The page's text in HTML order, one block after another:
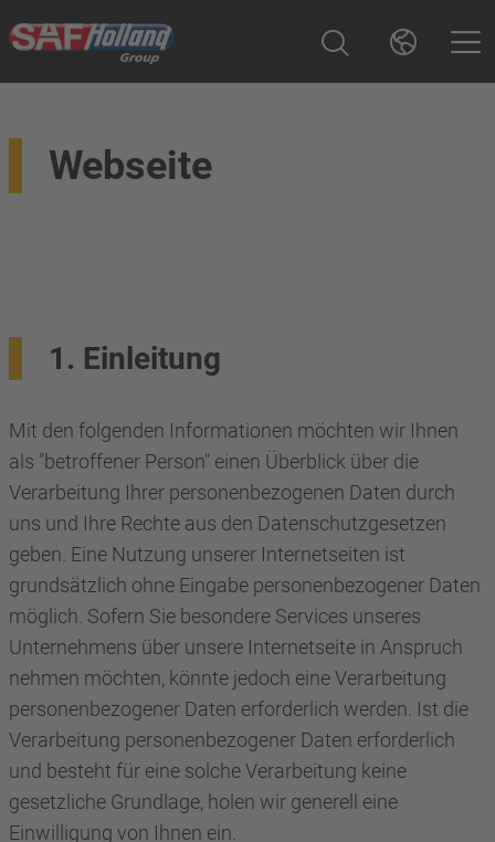
Webseite
1. Einleitung
Mit den folgenden Informationen möchten wir Ihnen
als "betroffener Person" einen Überblick über die
Verarbeitung Ihrer personenbezogenen Daten durch
uns und Ihre Rechte aus den Datenschutzgesetzen
geben. Eine Nutzung unserer Internetseiten ist
grundsätzlich ohne Eingabe personenbezogener Daten
möglich. Sofern Sie besondere Services unseres
Unternehmens über unsere Internetseite in Anspruch
nehmen möchten, könnte jedoch eine Verarbeitung
personenbezogener Daten erforderlich werden. Ist die
Verarbeitung personenbezogener Daten erforderlich
und besteht für eine solche Verarbeitung keine
gesetzliche Grundlage, holen wir generell eine
Einwilligung von Ihnen ein.